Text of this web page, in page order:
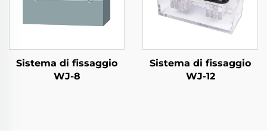
Sistema di fissaggio
WJ-8
Sistema di fissaggio
WJ-12